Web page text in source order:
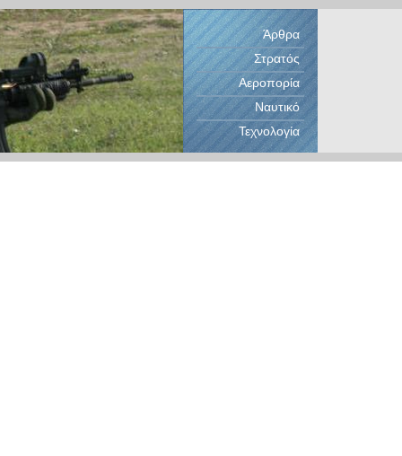
Άρθρα
Στρατός
Αεροπορία
Ναυτικό
Τεχνολογία